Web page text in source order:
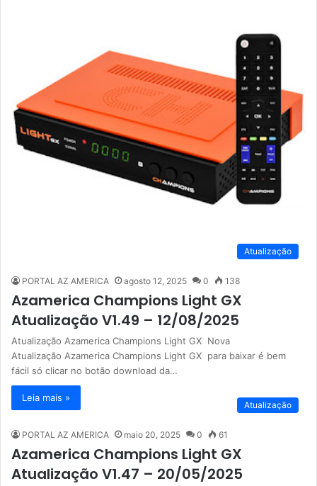
Atualização
PORTAL AZ AMERICA agosto 12, 2025 0 138
Azamerica Champions Light GX
Atualização V1.49 – 12/08/2025
Atualização Azamerica Champions Light GX Nova
Atualização Azamerica Champions Light GX para baixar é bem
fácil só clicar no botão download da…
Leia mais »
Atualização
PORTAL AZ AMERICA maio 20, 2025 0 61
Azamerica Champions Light GX
Atualização V1.47 – 20/05/2025